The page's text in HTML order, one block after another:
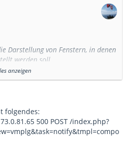
Darstellung von Fenstern, in denen
werden soll.
usw. nutzen das gerne.
aus einem alten Joomla 3-
ja dann noch mehr verändern.
mit den mehrfachen
ich halte das eher für einen
anzeigen
folgendes:
500 POST /index.php?